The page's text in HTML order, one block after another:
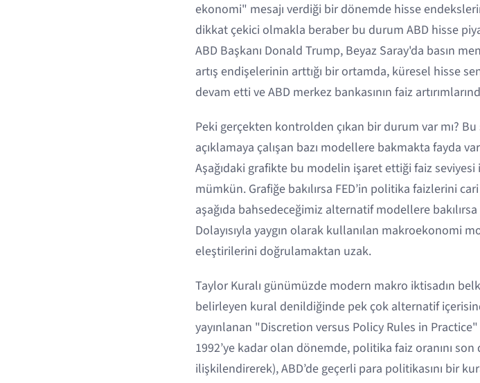
ekonomi" mesajı verdiği bir dönemde hisse
dikkat çekici olmakla beraber bu durum ABD hisse
ABD Başkanı Donald Trump, Beyaz Saray'da basın
artış endişelerinin arttığı bir ortamda, küresel hisse
devam etti ve ABD merkez bankasının faiz
Peki gerçekten kontrolden çıkan bir durum var mı? Bu
açıklamaya çalışan bazı modellere bakmakta fayda
Aşağıdaki grafikte bu modelin işaret ettiği faiz
mümkün. Grafiğe bakılırsa FED’in politika faizlerini
aşağıda bahsedeceğimiz alternatif modellere
Dolayısıyla yaygın olarak kullanılan makroekonomi
eleştirilerini doğrulamaktan uzak.
Taylor Kuralı günümüzde modern makro iktisadın
belirleyen kural denildiğinde pek çok alternatif
yayınlanan "Discretion versus Policy Rules in
1992’ye kadar olan dönemde, politika faiz oranını
ilişkilendirerek), ABD’de geçerli para politikasını bir